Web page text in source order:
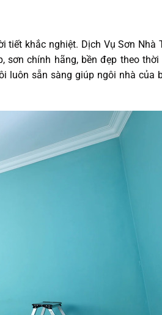
khắc nghiệt. Dịch Vụ Sơn Nhà
sơn chính hãng, bền đẹp theo thời
luôn sẵn sàng giúp ngôi nhà của